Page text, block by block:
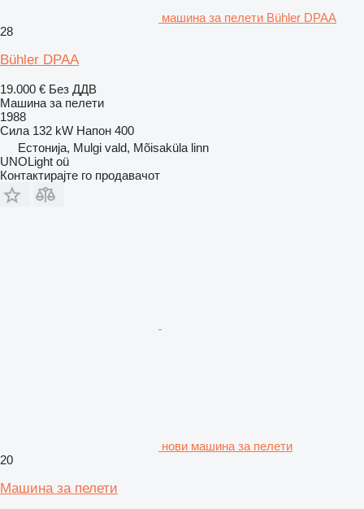
машина за пелети Bühler DPAA
28
Bühler DPAA
19.000 € Без ДДВ
Машина за пелети
1988
Сила 132 kW Напон 400
Естонија, Mulgi vald, Mõisaküla linn
UNOLight oü
Контактирајте го продавачот
нови машина за пелети
20
Машина за пелети